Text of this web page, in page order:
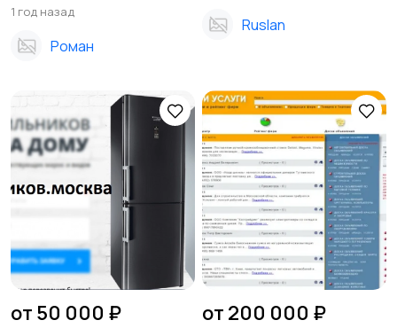
1 год назад
Роман
Ruslan
от 50 000 ₽ от 200 000 ₽